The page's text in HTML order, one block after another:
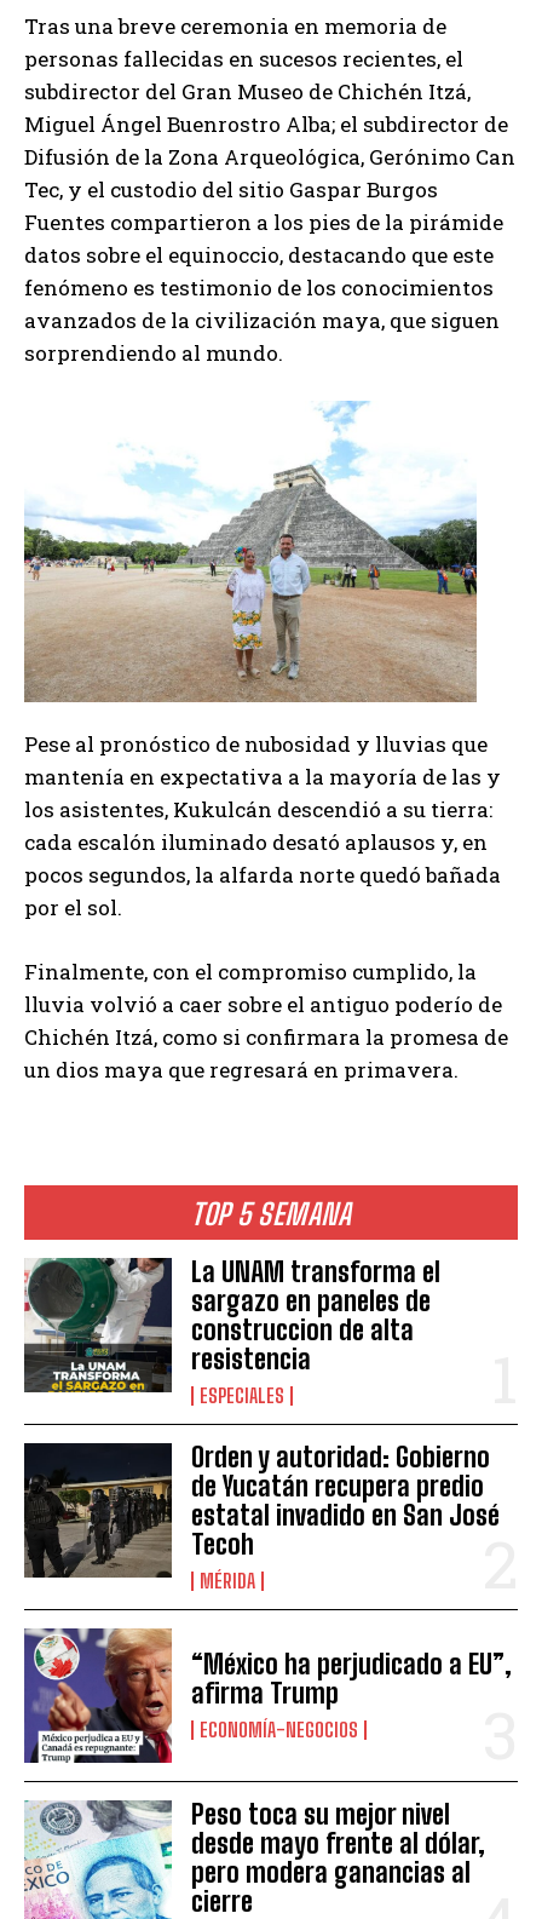
TOP 5 SEMANA
La UNAM transforma el
sargazo en paneles de
construccion de alta
resistencia
ESPECIALES
Orden y autoridad: Gobierno
de Yucatán recupera predio
estatal invadido en San José
Tecoh
MÉRIDA
“México ha perjudicado a EU”,
afirma Trump
ECONOMÍA-NEGOCIOS
Peso toca su mejor nivel
desde mayo frente al dólar,
pero modera ganancias al
cierre
Tras una breve ceremonia en memoria de
personas fallecidas en sucesos recientes, el
subdirector del Gran Museo de Chichén Itzá,
Miguel Ángel Buenrostro Alba; el subdirector de
Difusión de la Zona Arqueológica, Gerónimo Can
Tec, y el custodio del sitio Gaspar Burgos
Fuentes compartieron a los pies de la pirámide
datos sobre el equinoccio, destacando que este
fenómeno es testimonio de los conocimientos
avanzados de la civilización maya, que siguen
sorprendiendo al mundo.
Pese al pronóstico de nubosidad y lluvias que
mantenía en expectativa a la mayoría de las y
los asistentes, Kukulcán descendió a su tierra:
cada escalón iluminado desató aplausos y, en
pocos segundos, la alfarda norte quedó bañada
por el sol.
Finalmente, con el compromiso cumplido, la
lluvia volvió a caer sobre el antiguo poderío de
Chichén Itzá, como si confirmara la promesa de
un dios maya que regresará en primavera.